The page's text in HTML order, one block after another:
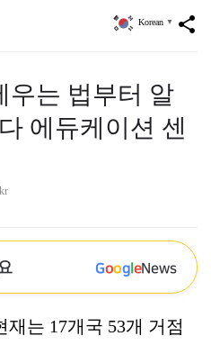
share
Korean ▼
우는 법부터 알
에듀케이션 센
GoogleNews
재는 17개국 53개 거점